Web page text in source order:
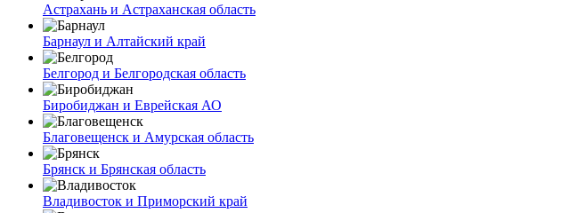
Астрахань и Астраханская область
Барнаул и Алтайский край
Белгород и Белгородская область
Биробиджан и Еврейская АО
Благовещенск и Амурская область
Брянск и Брянская область
Владивосток и Приморский край